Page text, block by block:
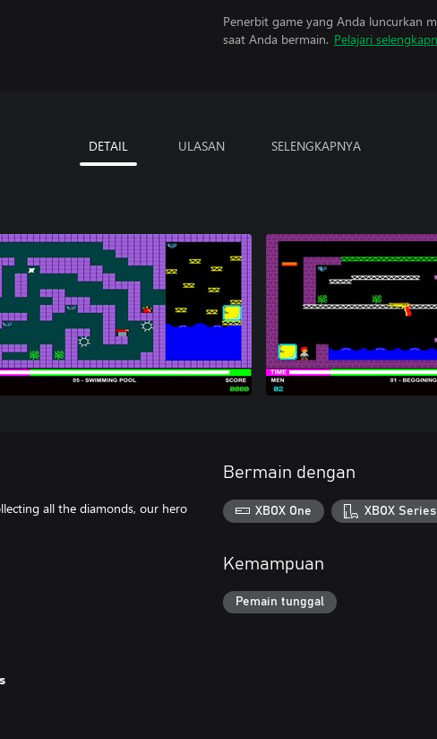
Penerbit game yang Anda luncurkan
saat Anda bermain. Pelajari
DETAIL ULASAN SELENGKAPNYA
all the diamonds, our hero
Bermain dengan
XBOX One XBOX
Kemampuan
Pemain tunggal